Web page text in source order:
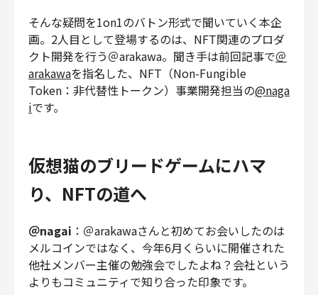
プロダクトデザイン
クリエイティブ
コーポレート
財務・経理
内部監査・リスク
セキュリティ・プライバシー
募集中の求人一覧
そんな疑問を1on1のバトン形式で聞いていく本企
画。2人目として登場するのは、NFT関連のプロダ
クト開発を行う＠arakawa。聞き手は前回記事で＠
arakawaを指名した、NFT（Non-Fungible
Token：非代替性トークン）事業開発担当の@naga
iです。
仮想猫のブリードゲームにハマ
り、NFTの道へ
＠nagai ：＠arakawaさんと初めてお会いしたのは
メルコインではなく、今年6月くらいに開催された
他社メンバー主催の勉強会でしたよね？会社という
よりもコミュニティで知り合った印象です。